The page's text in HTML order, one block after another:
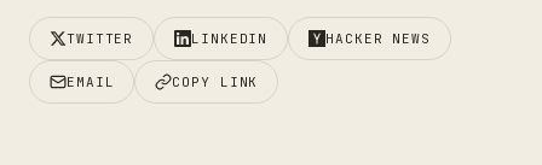
TWITTER LINKEDIN HACKER NEWS
EMAIL COPY LINK